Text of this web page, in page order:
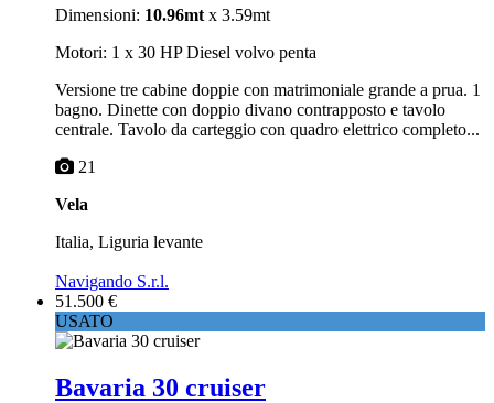
Dimensioni: 10.96mtx 3.59mt
Motori: 1 x 30 HP Diesel volvo penta
Versione tre cabine doppie con matrimoniale grande a prua. 1
bagno. Dinette con doppio divano contrapposto e tavolo
centrale. Tavolo da carteggio con quadro elettrico completo...
21
Vela
Italia, Liguria levante
Navigando S.r.l.
51.500 €
USATO
Bavaria 30 cruiser